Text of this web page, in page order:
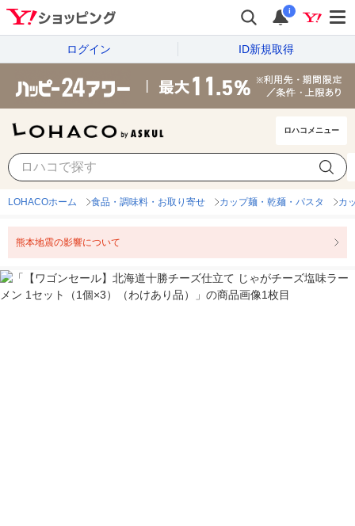
i
ログイン ID新規取得
ロハコメニュー
LOHACOホーム 食品・調味料・お取り寄せ カップ麺・乾麺・パスタ カ
熊本地震の影響について